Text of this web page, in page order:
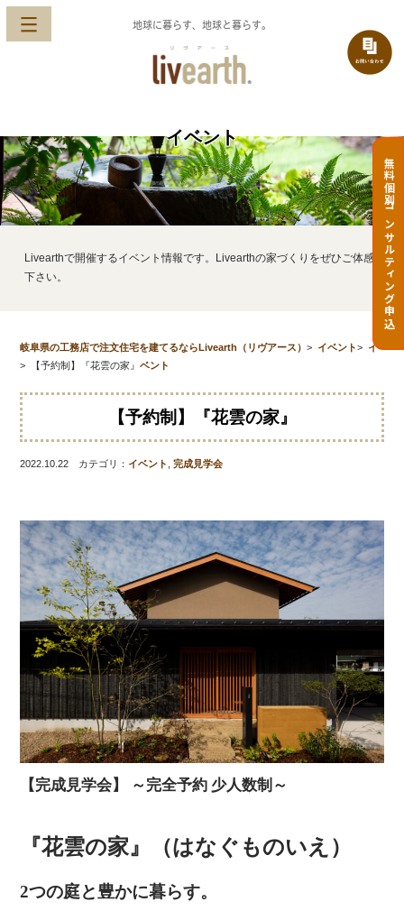
地球に暮らす、地球と暮らす。
無料個別コンサルティング申込
イベント
Livearthで開催するイベント情報です。Livearthの家づくりをぜひご体感
下さい。
岐阜県の工務店で注文住宅を建てるならLivearth（リヴアース）> イベント> イ
ベント
> 【予約制】『花雲の家』
【予約制】『花雲の家』
2022.10.22 カテゴリ：イベント ,完成見学会
【完成見学会】 ～完全予約 少人数制～
『花雲の家』（はなぐものいえ）
2つの庭と豊かに暮らす。